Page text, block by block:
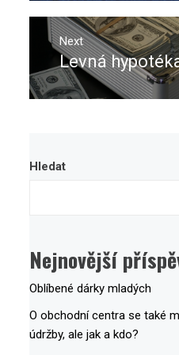
Next
Next
post:
Levná
Hledat
Nejnovější
Oblíbené dárky mladých
O obchodní centra se také
údržby, ale jak a kdo?